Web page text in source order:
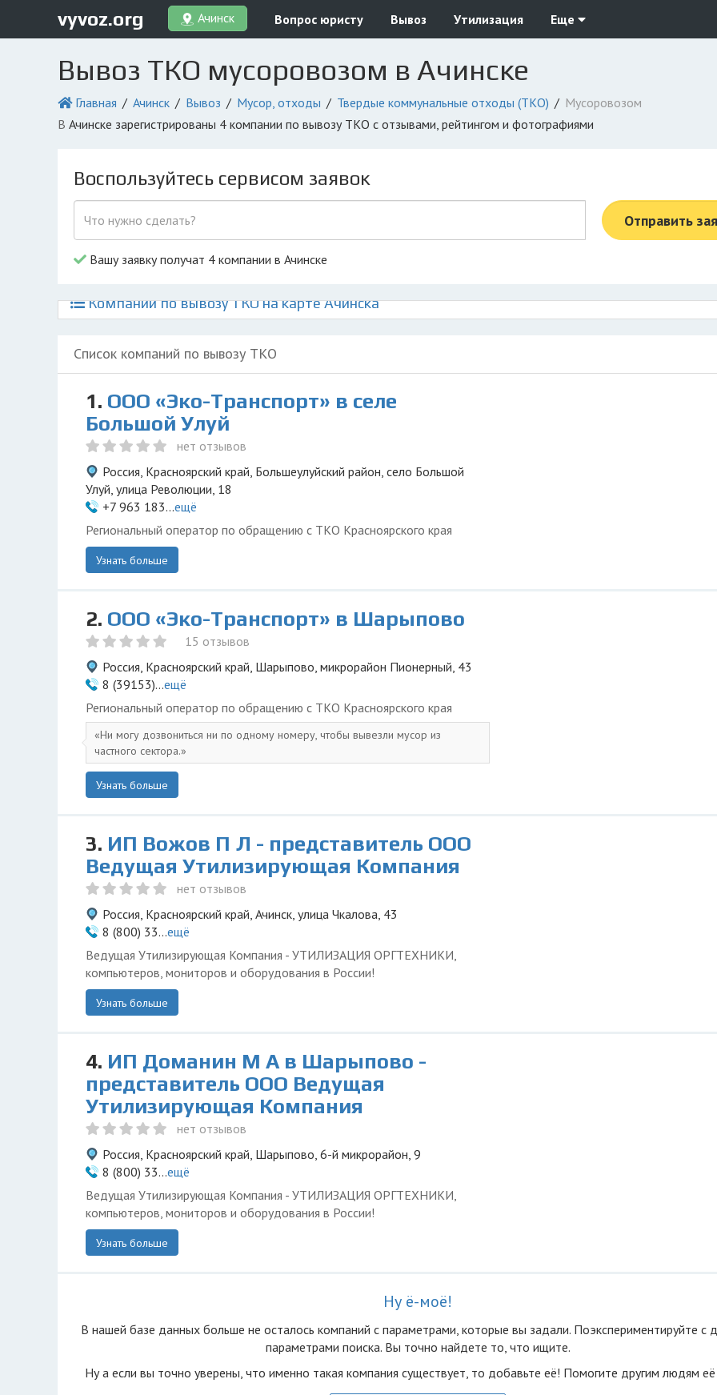
vyvoz.org Ачинск Вопрос юристу Вывоз Утилизация Еще
Вывоз ТКО мусоровозом в Ачинске
Главная Ачинск Вывоз Мусор, отходы Твердые коммунальные отходы (ТКО)
Мусоровозом
в Ачинске зарегистрированы 4 компании по вывозу ТКО с отзывами, рейтингом и фотографиями
Воспользуйтесь сервисом заявок
Отправить
Вашу заявку получат 4 компании в Ачинске
Компании по вывозу ТКО на карте Ачинска
Список компаний по вывозу ТКО
1. ООО «Эко-Транспорт» в селе
Большой Улуй
нет отзывов
Россия, Красноярский край, Большеулуйский район, село Большой
Улуй, улица Революции, 18
+7 963 183...ещё
Региональный оператор по обращению с ТКО Красноярского края
Узнать больше
2. ООО «Эко-Транспорт» в Шарыпово
15 отзывов
Россия, Красноярский край, Шарыпово, микрорайон Пионерный, 43
8 (39153)...ещё
Региональный оператор по обращению с ТКО Красноярского края
Ни могу дозвониться ни по одному номеру, чтобы вывезли мусор из
частного сектора.
Узнать больше
3. ИП Вожов П Л - представитель ООО
Ведущая Утилизирующая Компания
нет отзывов
Россия, Красноярский край, Ачинск, улица Чкалова, 43
8 (800) 33...ещё
Ведущая Утилизирующая Компания - УТИЛИЗАЦИЯ ОРГТЕХНИКИ,
компьютеров, мониторов и оборудования в России!
Узнать больше
4. ИП Доманин М А в Шарыпово -
представитель ООО Ведущая
Утилизирующая Компания
нет отзывов
Россия, Красноярский край, Шарыпово, 6-й микрорайон, 9
8 (800) 33...ещё
Ведущая Утилизирующая Компания - УТИЛИЗАЦИЯ ОРГТЕХНИКИ,
компьютеров, мониторов и оборудования в России!
Узнать больше
Ну ё-моё!
В нашей базе данных больше не осталоcь компаний с параметрами, которые вы задали. Поэкспериментируйте с
параметрами поиска. Вы точно найдете то, что ищите.
Ну а если вы точно уверены, что именно такая компания существует, то добавьте её! Помогите другим людям